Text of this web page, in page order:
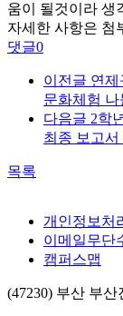
움이 될것이라 생
자세한 사항은 첨
댓글0
이전글 연제
문화체험 나
다음글 2학
최종 보고
목록
개인정보처
이메일무단
캠퍼스맵
(47230) 부산 부